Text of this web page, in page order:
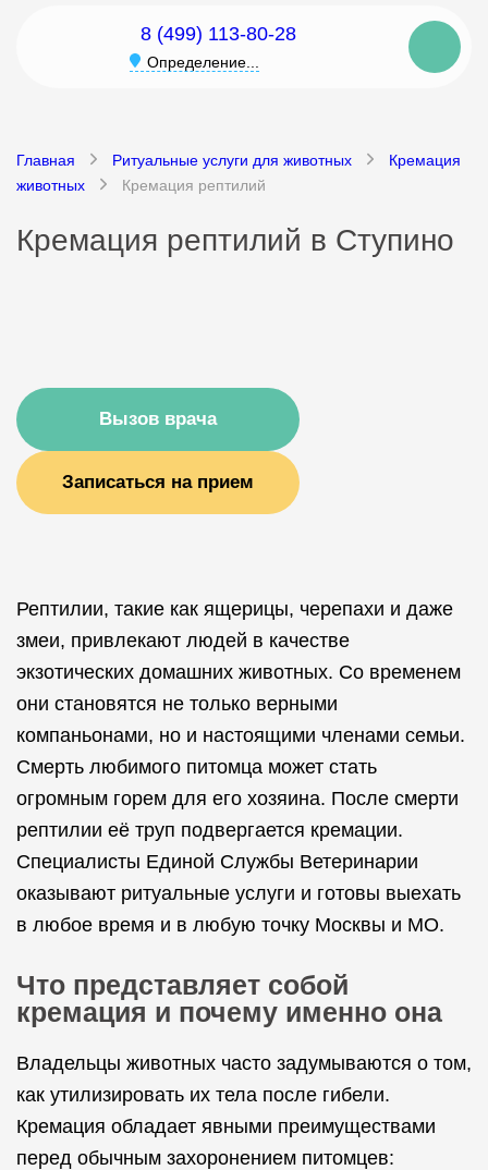
8 (499) 113-80-28
Определение...
Главная Ритуальные услуги для животных
Кремация
животных
Кремация рептилий
Кремация рептилий в Ступино
Вызов врача
Записаться на прием
Рептилии, такие как ящерицы, черепахи и даже
змеи, привлекают людей в качестве
экзотических домашних животных. Со временем
они становятся не только верными
компаньонами, но и настоящими членами семьи.
Смерть любимого питомца может стать
огромным горем для его хозяина. После смерти
рептилии её труп подвергается кремации.
Специалисты Единой Службы Ветеринарии
оказывают ритуальные услуги и готовы выехать
в любое время и в любую точку Москвы и МО.
Что представляет собой
кремация и почему именно она
Владельцы животных часто задумываются о том,
как утилизировать их тела после гибели.
Кремация обладает явными преимуществами
перед обычным захоронением питомцев: